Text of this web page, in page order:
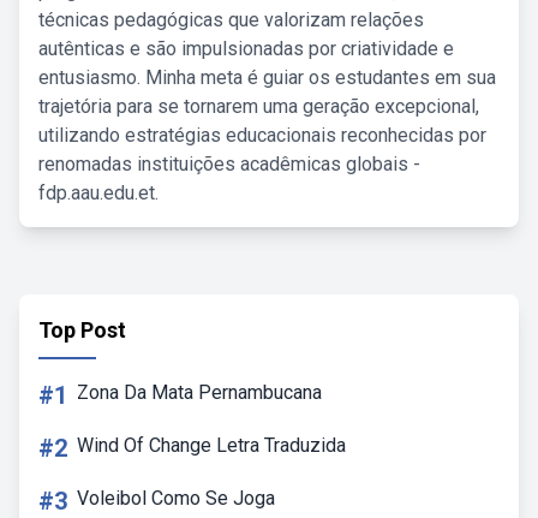
técnicas pedagógicas que valorizam relações
autênticas e são impulsionadas por criatividade e
entusiasmo. Minha meta é guiar os estudantes em sua
trajetória para se tornarem uma geração excepcional,
utilizando estratégias educacionais reconhecidas por
renomadas instituições acadêmicas globais -
fdp.aau.edu.et.
Top Post
#1 Zona Da Mata Pernambucana
#2 Wind Of Change Letra Traduzida
#3 Voleibol Como Se Joga